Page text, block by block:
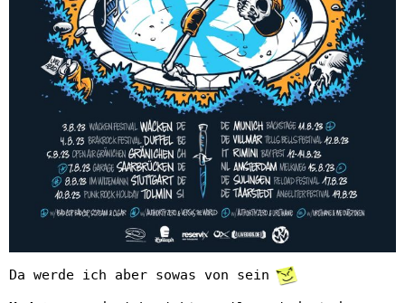
Da werde ich aber sowas von sein